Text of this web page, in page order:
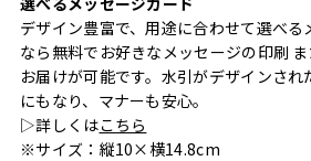
デザイン豊富で、用途に合わせて選べ
なら無料でお好きなメッセージの印刷
お届けが可能です。水引がデザインされ
にもなり、マナーも安心。
▷詳しくはこちら
※サイズ：縦10×横14.8cm